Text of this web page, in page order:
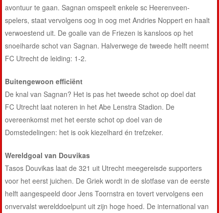
avontuur te gaan. Sagnan omspeelt enkele sc Heerenveen-
spelers, staat vervolgens oog in oog met Andries Noppert en haalt
verwoestend uit. De goalie van de Friezen is kansloos op het
snoeiharde schot van Sagnan. Halverwege de tweede helft neemt
FC Utrecht de leiding: 1-2.
Buitengewoon efficiënt
De knal van Sagnan? Het is pas het tweede schot op doel dat
FC Utrecht laat noteren in het Abe Lenstra Stadion. De
overeenkomst met het eerste schot op doel van de
Domstedelingen: het is ook kiezelhard én trefzeker.
Wereldgoal van Douvikas
Tasos Douvikas laat de 321 uit Utrecht meegereisde supporters
voor het eerst juichen. De Griek wordt in de slotfase van de eerste
helft aangespeeld door Jens Toornstra en tovert vervolgens een
onvervalst werelddoelpunt uit zijn hoge hoed. De international van